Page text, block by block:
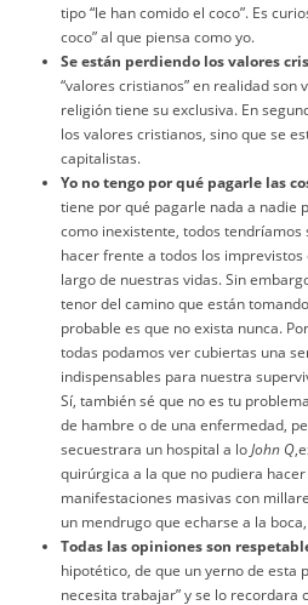
tipo “le han comido el coco”. Es
coco” al que piensa como yo.
Se están perdiendo los valores
“valores cristianos” en realidad son
religión tiene su exclusiva. En
los valores cristianos, sino que se
capitalistas.
Yo no tengo por qué pagarle las
tiene por qué pagarle nada a nadie
como inexistente, todos
hacer frente a todos los
largo de nuestras vidas. Sin
tenor del camino que están
probable es que no exista nunca.
todas podamos ver cubiertas una
indispensables para nuestra
Sí, también sé que no es tu
de hambre o de una enfermedad,
secuestrara un hospital a loJohn Q
quirúrgica a la que no pudiera
manifestaciones masivas con
un mendrugo que echarse a la
Todas las opiniones son
hipotético, de que un yerno de esta
necesita trabajar” y se lo recordara